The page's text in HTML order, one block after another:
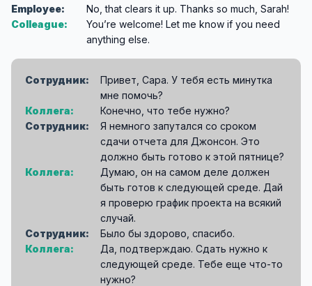
Employee:
No, that clears it up. Thanks so much, Sarah!
Colleague:
You’re welcome! Let me know if you need
anything else.
Сотрудник:
Привет, Сара. У тебя есть минутка
мне помочь?
Коллега:
Конечно, что тебе нужно?
Сотрудник:
Я немного запутался со сроком
сдачи отчета для Джонсон. Это
должно быть готово к этой пятнице?
Коллега:
Думаю, он на самом деле должен
быть готов к следующей среде. Дай
я проверю график проекта на всякий
случай.
Сотрудник:
Было бы здорово, спасибо.
Коллега:
Да, подтверждаю. Сдать нужно к
следующей среде. Тебе еще что-то
нужно?